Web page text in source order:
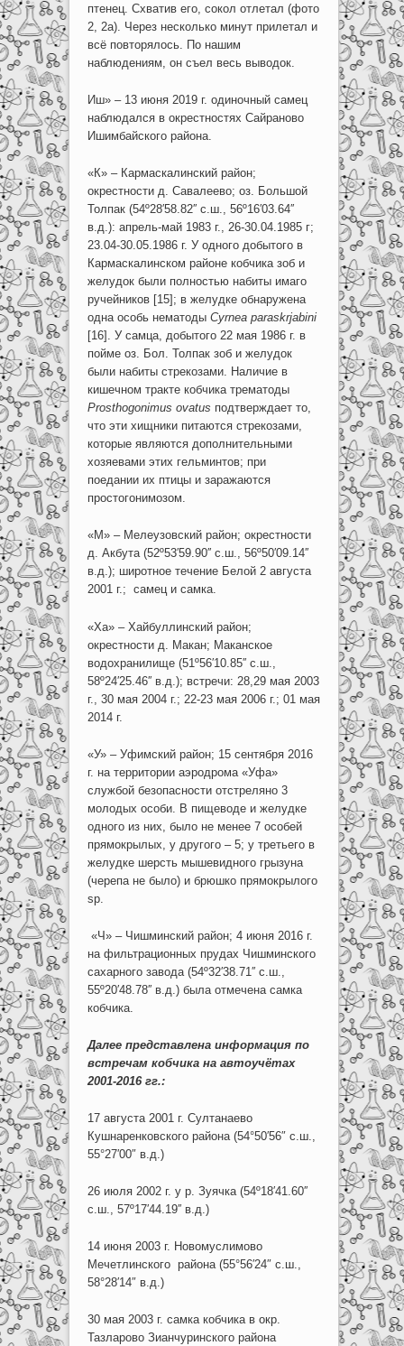
птенец. Схватив его, сокол отлетал (фото
2, 2а). Через несколько минут прилетал и
всё повторялось. По нашим
наблюдениям, он съел весь выводок.
Иш» – 13 июня 2019 г. одиночный самец
наблюдался в окрестностях Сайраново
Ишимбайского района.
«К» – Кармаскалинский район;
окрестности д. Савалеево; оз. Большой
Толпак (54º28′58.82′′ с.ш., 56º16′03.64′′
в.д.): апрель-май 1983 г., 26-30.04.1985 г;
23.04-30.05.1986 г. У одного добытого в
Кармаскалинском районе кобчика зоб и
желудок были полностью набиты имаго
ручейников [15]; в желудке обнаружена
одна особь нематоды Cyrnea paraskrjabini
[16]. У самца, добытого 22 мая 1986 г. в
пойме оз. Бол. Толпак зоб и желудок
были набиты стрекозами. Наличие в
кишечном тракте кобчика трематоды
Prosthogonimus ovatus подтверждает то,
что эти хищники питаются стрекозами,
которые являются дополнительными
хозяевами этих гельминтов; при
поедании их птицы и заражаются
простогонимозом.
«М» – Мелеузовский район; окрестности
д. Акбута (52º53′59.90′′ с.ш., 56º50′09.14′′
в.д.); широтное течение Белой 2 августа
2001 г.; самец и самка.
«Ха» – Хайбуллинский район;
окрестности д. Макан; Маканское
водохранилище (51º56′10.85′′ с.ш.,
58º24′25.46′′ в.д.); встречи: 28,29 мая 2003
г., 30 мая 2004 г.; 22-23 мая 2006 г.; 01 мая
2014 г.
«У» – Уфимский район; 15 сентября 2016
г. на территории аэродрома «Уфа»
службой безопасности отстреляно 3
молодых особи. В пищеводе и желудке
одного из них, было не менее 7 особей
прямокрылых, у другого – 5; у третьего в
желудке шерсть мышевидного грызуна
(черепа не было) и брюшко прямокрылого
sp.
«Ч» – Чишминский район; 4 июня 2016 г.
на фильтрационных прудах Чишминского
сахарного завода (54º32′38.71′′ с.ш.,
55º20′48.78′′ в.д.) была отмечена самка
кобчика.
Далее представлена информация по
встречам кобчика на автоучётах
2001-2016 гг.:
17 августа 2001 г. Султанаево
Кушнаренковского района (54°50′56″ с.ш.,
55°27′00″ в.д.)
26 июля 2002 г. у р. Зуячка (54º18′41.60′′
с.ш., 57º17′44.19′′ в.д.)
14 июня 2003 г. Новомуслимово
Мечетлинского района (55°56′24″ с.ш.,
58°28′14″ в.д.)
30 мая 2003 г. самка кобчика в окр.
Тазларово Зианчуринского района